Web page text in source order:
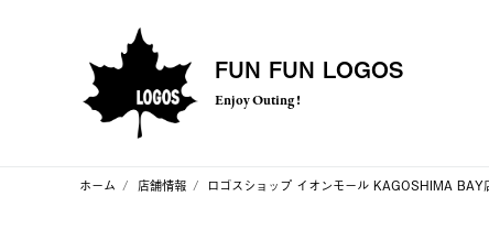
FUN FUN LOGOS
Enjoy Outing !
ホーム 店舗情報 ロゴスショップ イオンモール KAGOSHIMA BAY